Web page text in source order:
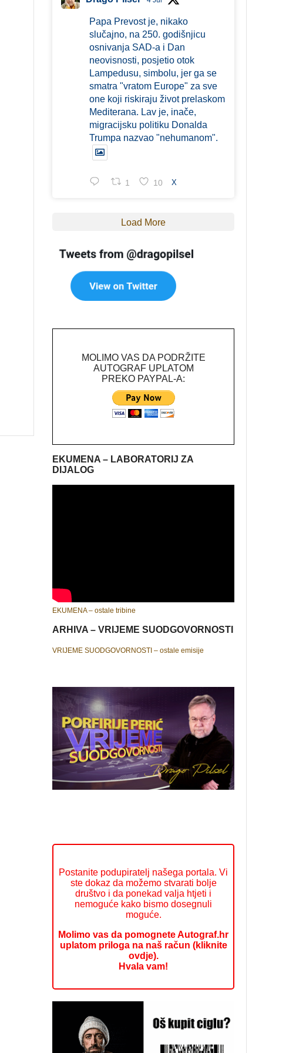
Papa Prevost je, nikako
slučajno, na 250. godišnjicu
osnivanja SAD-a i Dan
neovisnosti, posjetio otok
Lampedusu, simbolu, jer ga se
smatra "vratom Europe" za sve
one koji riskiraju život prelaskom
Mediterana. Lav je, inače,
migracijsku politiku Donalda
Trumpa nazvao "nehumanom".
1 10 X
Load More
MOLIMO VAS DA PODRŽITE
AUTOGRAF UPLATOM
PREKO PAYPAL-A:
EKUMENA – LABORATORIJ ZA
DIJALOG
EKUMENA – ostale tribine
ARHIVA – VRIJEME SUODGOVORNOSTI
VRIJEME SUODGOVORNOSTI – ostale emisije
Postanite podupiratelj našega portala. Vi
ste dokaz da možemo stvarati bolje
društvo i da ponekad valja htjeti i
nemoguće kako bismo dosegnuli
moguće.
Molimo vas da pomognete Autograf.hr
uplatom priloga na naš račun (kliknite
ovdje).
Hvala vam!